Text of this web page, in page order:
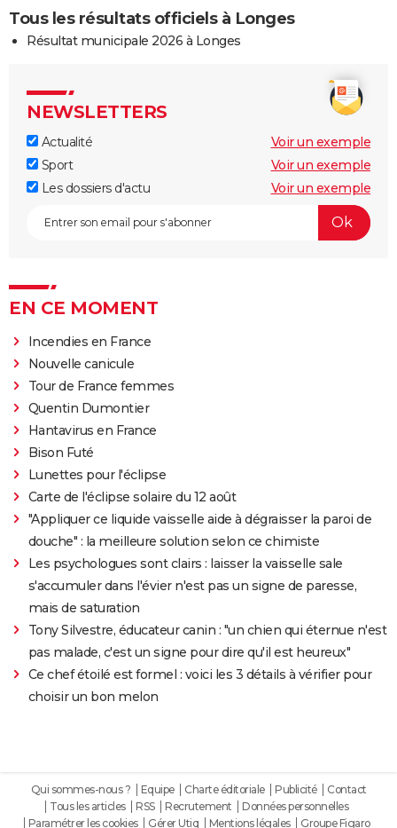
Tous les résultats officiels à Longes
Résultat municipale 2026 à Longes
NEWSLETTERS
Actualité
Voir un exemple
Sport
Voir un exemple
Les dossiers d'actu
Voir un exemple
EN CE MOMENT
Incendies en France
Nouvelle canicule
Tour de France femmes
Quentin Dumontier
Hantavirus en France
Bison Futé
Lunettes pour l'éclipse
Carte de l'éclipse solaire du 12 août
"Appliquer ce liquide vaisselle aide à dégraisser la paroi de
douche" : la meilleure solution selon ce chimiste
Les psychologues sont clairs : laisser la vaisselle sale
s'accumuler dans l'évier n'est pas un signe de paresse,
mais de saturation
Tony Silvestre, éducateur canin : "un chien qui éternue n'est
pas malade, c'est un signe pour dire qu'il est heureux"
Ce chef étoilé est formel : voici les 3 détails à vérifier pour
choisir un bon melon
Qui sommes-nous ? Equipe Charte éditoriale Publicité
Contact
Tous les articles
RSS Recrutement
Données personnelles
Paramétrer les cookies
Gérer Utiq Mentions légales Groupe Figaro